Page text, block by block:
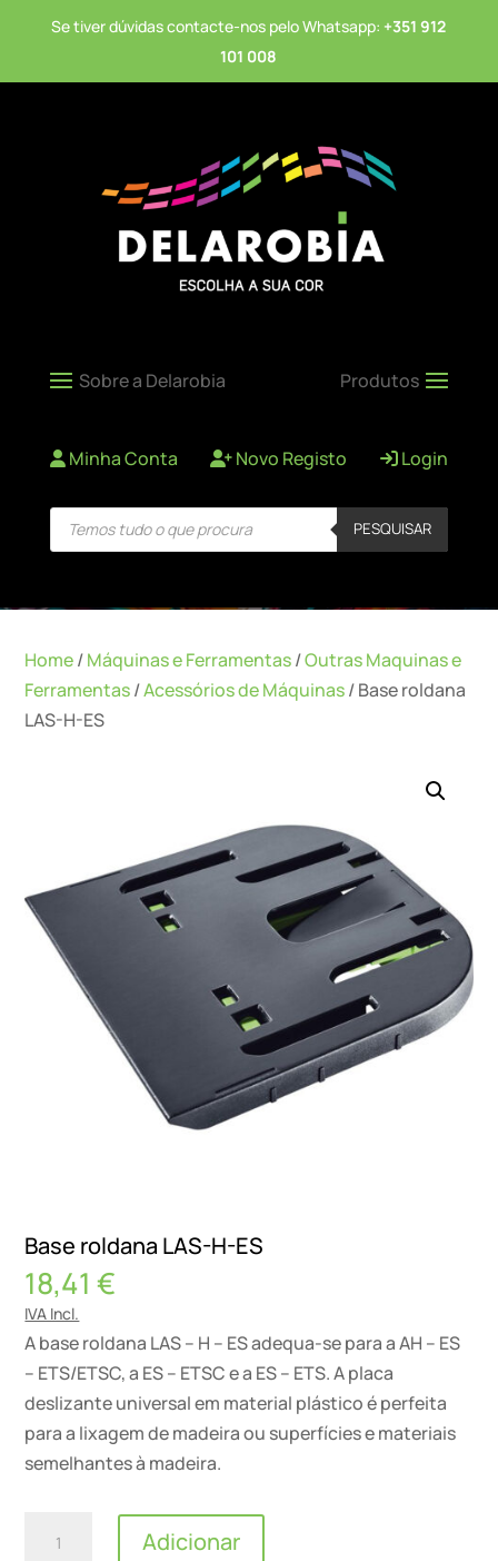
Se tiver dúvidas contacte-nos pelo Whatsapp: +351 912
101 008
Minha Conta Novo Registo Login
Products
search PESQUISAR
Home/Máquinas e Ferramentas/Outras Maquinas e
Ferramentas/Acessórios de Máquinas/ Base roldana
LAS-H-ES
Base roldana LAS-H-ES
18,41€
IVA Incl.
A base roldana LAS – H – ES adequa-se para a AH – ES
– ETS/ETSC, a ES – ETSC e a ES – ETS. A placa
deslizante universal em material plástico é perfeita
para a lixagem de madeira ou superfícies e materiais
semelhantes à madeira.
Quantidade
Adicionar